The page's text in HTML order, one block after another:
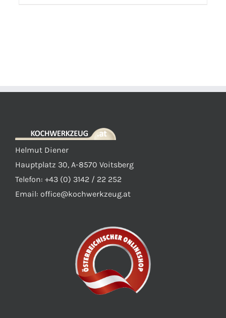
Helmut Diener
Hauptplatz 30, A-8570 Voitsberg
Telefon: +43 (0) 3142 / 22 252
Email: office@kochwerkzeug.at